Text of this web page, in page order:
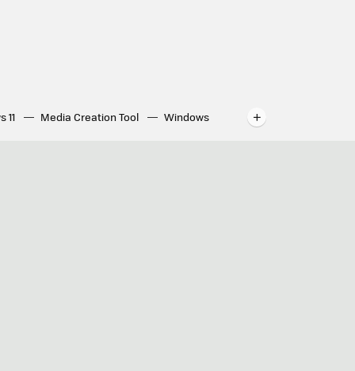
11 Media Creation Tool
Windows